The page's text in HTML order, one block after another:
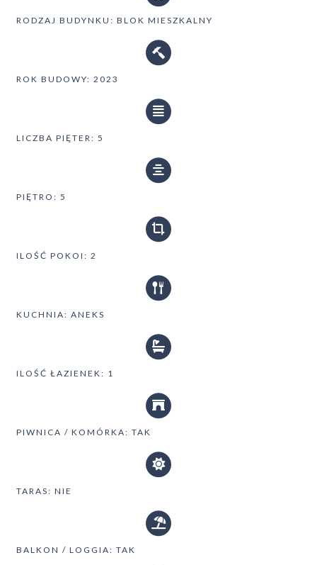
RODZAJ BUDYNKU: BLOK MIESZKALNY
ROK BUDOWY: 2023
LICZBA PIĘTER: 5
PIĘTRO: 5
ILOŚĆ POKOI: 2
KUCHNIA: ANEKS
ILOŚĆ ŁAZIENEK: 1
PIWNICA / KOMÓRKA: TAK
TARAS: NIE
BALKON / LOGGIA: TAK